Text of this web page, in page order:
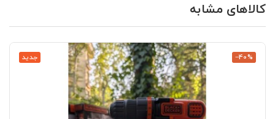
کالاهای مشابه
جدید ‎−40%